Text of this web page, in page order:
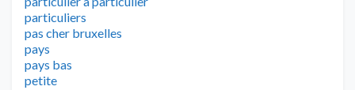
particuliers
pas cher bruxelles
pays
pays bas
petite